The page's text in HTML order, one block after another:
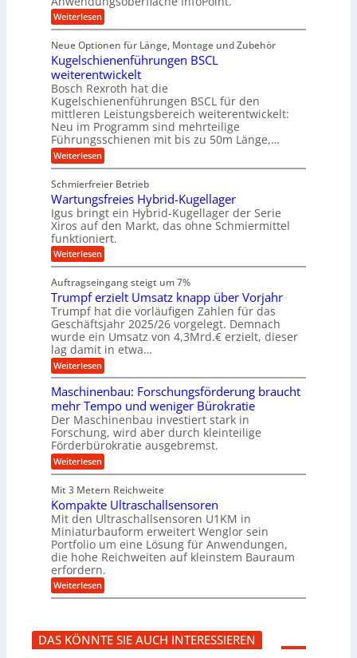
f
ü
r
r
a
u
e
U
m
g
e
b
u
n
g
e
n
e
i
g
a
n
g
S
t
e
l
l
e
n
b
e
f
r
p
r
ä
z
i
s
e
H
u
b
e
w
e
g
u
n
g
e
o
n
f
r
A
u
t
o
m
o
t
i
v
e
n
d
M
a
s
c
h
i
e
n
b
a
u
Weiterlesen:
D
g
i
t
a
l
e
r
W
e
r
k
z
e
u
g
k
r
e
i
s
a
u
f
Neue Optionen für Länge, Montage und Zubehör
Kugelschienenführungen BSCL
weiterentwickelt
Bosch Rexroth hat die
Kugelschienenführungen BSCL für den
mittleren Leistungsbereich weiterentwickelt:
Neu im Programm sind mehrteilige
Führungsschienen mit bis zu 50m Länge,…
Weiterlesen:
K
g
e
l
s
c
h
i
e
e
n
f
ü
h
r
u
n
g
e
B
S
C
L
w
e
i
t
e
r
e
n
t
w
i
c
k
e
Schmierfreier Betrieb
Wartungsfreies Hybrid-Kugellager
Igus bringt ein Hybrid-Kugellager der Serie
Xiros auf den Markt, das ohne Schmiermittel
funktioniert.
Weiterlesen:
W
r
t
u
n
g
s
r
e
i
e
s
H
y
b
r
i
d
-
u
g
e
l
a
g
e
r
Auftragseingang steigt um 7%
Trumpf erzielt Umsatz knapp über Vorjahr
Trumpf hat die vorläufigen Zahlen für das
Geschäftsjahr 2025/26 vorgelegt. Demnach
wurde ein Umsatz von 4,3Mrd.€ erzielt, dieser
lag damit in etwa…
Weiterlesen:
T
u
m
p
f
e
r
z
i
e
t
U
m
s
a
t
z
k
n
p
ü
Maschinenbau: Forschungsförderung braucht
mehr Tempo und weniger Bürokratie
Der Maschinenbau investiert stark in
Forschung, wird aber durch kleinteilige
Förderbürokratie ausgebremst.
Weiterlesen:
M
s
c
h
i
n
e
n
b
a
u
r
s
Mit 3 Metern Reichweite
Kompakte Ultraschallsensoren
Mit den Ultraschallsensoren U1KM in
Miniaturbauform erweitert Wenglor sein
Portfolio um eine Lösung für Anwendungen,
die hohe Reichweiten auf kleinstem Bauraum
erfordern.
Weiterlesen:
K
p
a
k
DAS KÖNNTE SIE AUCH INTERESSIEREN